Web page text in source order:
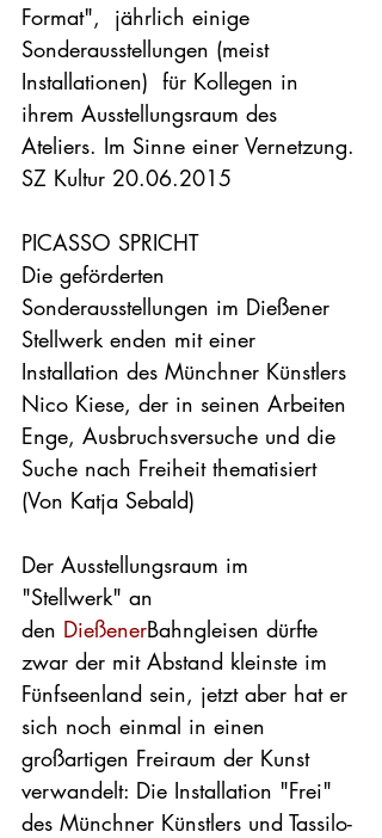
Format",  jährlich einige
Sonderausstellungen (meist
Installationen)  für Kollegen in
ihrem Ausstellungsraum des
Ateliers. Im Sinne einer Vernetzung.
PICASSO SPRICHT
Die geförderten
Sonderausstellungen im Dießener
Stellwerk enden mit einer
Installation des Münchner Künstlers
Nico Kiese, der in seinen Arbeiten
Enge, Ausbruchsversuche und die
Suche nach Freiheit thematisiert
(Von Katja Sebald)
Der Ausstellungsraum im
"Stellwerk" an
den DießenerBahngleisen dürfte
zwar der mit Abstand kleinste im
Fünfseenland sein, jetzt aber hat er
sich noch einmal in einen
großartigen Freiraum der Kunst
verwandelt: Die Installation "Frei"
des Münchner Künstlers und Tassilo-